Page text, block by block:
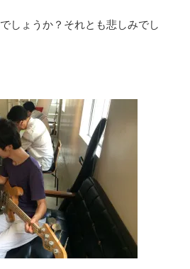
しょうか？それとも悲しみでし